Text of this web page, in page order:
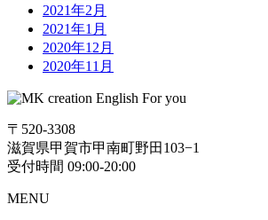
2021年2月
2021年1月
2020年12月
2020年11月
〒520-3308
滋賀県甲賀市甲南町野田103−1
受付時間 09:00-20:00
MENU